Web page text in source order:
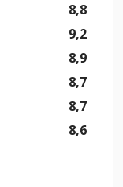
8,8
9,2
8,9
8,7
8,7
8,6